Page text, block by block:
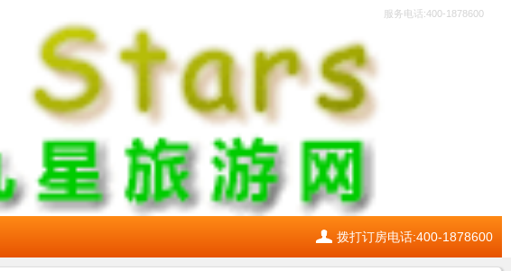
服务电话:400-1878600
拨打订房电话:400-1878600